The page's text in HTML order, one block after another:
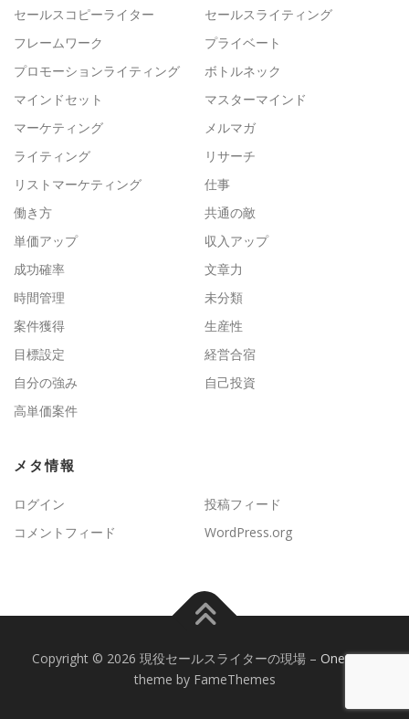
セールスコピーライター
セールスライティング
フレームワーク
プライベート
プロモーションライティング
ボトルネック
マインドセット
マスターマインド
マーケティング
メルマガ
ライティング
リサーチ
リストマーケティング
仕事
働き方
共通の敵
単価アップ
収入アップ
成功確率
文章力
時間管理
未分類
案件獲得
生産性
目標設定
経営合宿
自分の強み
自己投資
高単価案件
メタ情報
ログイン
投稿フィード
コメントフィード
WordPress.org
Copyright © 2026 現役セールスライターの現場 – OnePress
theme by FameThemes